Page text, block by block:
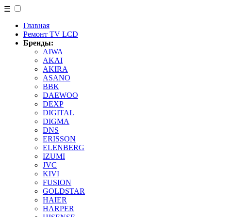
☰
Главная
Ремонт TV LCD
Бренды:
AIWA
AKAI
AKIRA
ASANO
BBK
DAEWOO
DEXP
DIGITAL
DIGMA
DNS
ERISSON
ELENBERG
IZUMI
JVC
KIVI
FUSION
GOLDSTAR
HAIER
HARPER